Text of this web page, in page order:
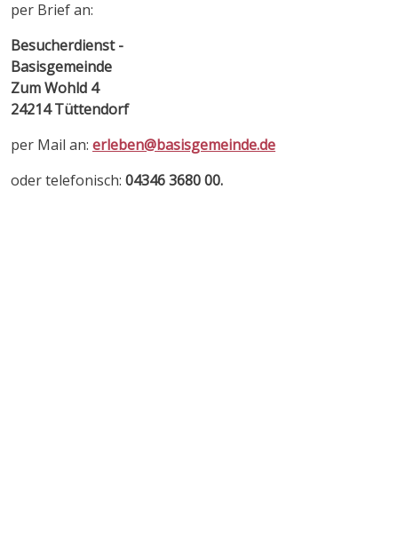
per Brief an:
Besucherdienst -
Basisgemeinde
Zum Wohld 4
24214 Tüttendorf
per Mail an: erleben@basisgemeinde.de
oder telefonisch: 04346 3680 00.